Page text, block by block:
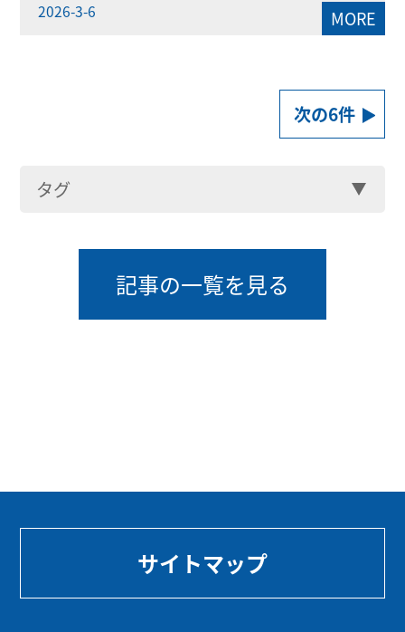
2026-3-6 MORE
次の6件
タグ
記事の一覧を見る
サイトマップ